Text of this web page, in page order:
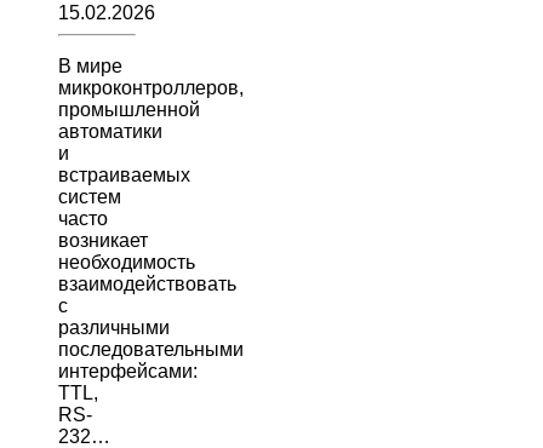
15.02.2026
В мире
микроконтроллеров,
промышленной
автоматики
и
встраиваемых
систем
часто
возникает
необходимость
взаимодействовать
с
различными
последовательными
интерфейсами:
TTL,
RS-
232…